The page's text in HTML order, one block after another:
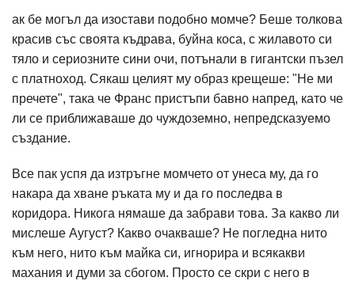
ак бе могъл да изостави подобно момче? Беше толкова
красив със своята къдрава, буйна коса, с жилавото си
тяло и сериозните сини очи, потънали в гигантски пъзел
с платноход. Сякаш целият му образ крещеше: "Не ми
пречете", така че Франс пристъпи бавно напред, като че
ли се приближаваше до чуждоземно, непредсказуемо
създание.
Все пак успя да изтръгне момчето от унеса му, да го
накара да хване ръката му и да го последва в
коридора. Никога нямаше да забрави това. За какво ли
мислеше Аугуст? Какво очакваше? Не погледна нито
към него, нито към майка си, игнорира и всякакви
махания и думи за сбогом. Просто се скри с него в